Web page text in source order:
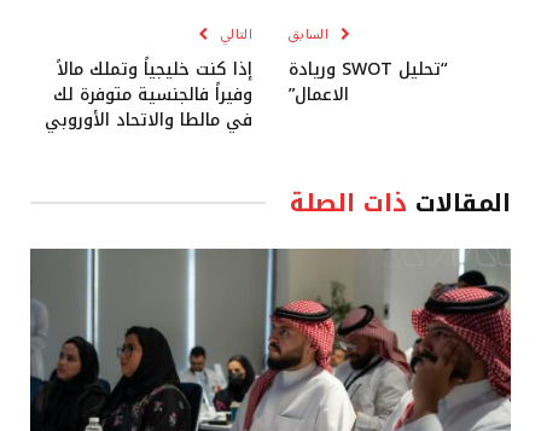
السابق
“تحليل SWOT وريادة
الاعمال”
التالي
إذا كنت خليجياً وتملك مالاً
وفيراً فالجنسية متوفرة لك
في مالطا والاتحاد الأوروبي
المقالات ذات الصلة